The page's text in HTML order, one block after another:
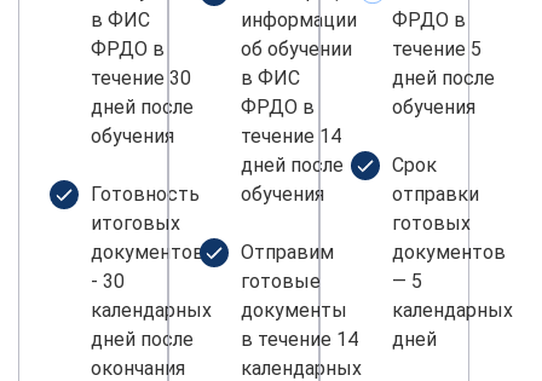
в ФИС
ФРДО в
течение 30
дней после
обучения
Готовность
итоговых
документов
- 30
календарных
дней после
окончания
информации
об обучении
в ФИС
ФРДО в
течение 14
дней после
обучения
Отправим
готовые
документы
в течение 14
календарных
ФРДО в
течение 5
дней после
обучения
Срок
отправки
готовых
документов
— 5
календарных
дней